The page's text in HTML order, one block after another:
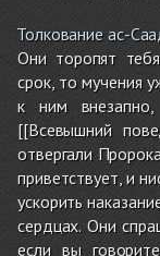
Толкование ас-
Они торопят
срок, то мучения
к ним
[[Всевышний
отвергали
приветствует, и
ускорить
сердцах. Они
если вы